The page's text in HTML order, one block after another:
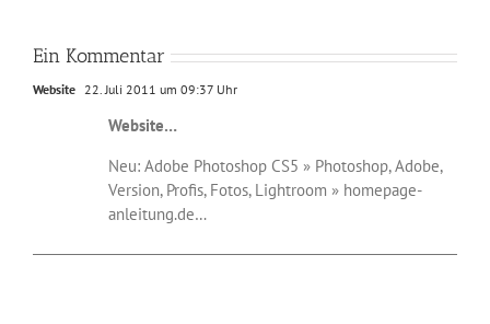
Ein Kommentar
Website 22. Juli 2011 um 09:37 Uhr
Website…
Neu: Adobe Photoshop CS5 » Photoshop, Adobe,
Version, Profis, Fotos, Lightroom » homepage-
anleitung.de…